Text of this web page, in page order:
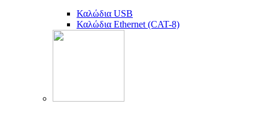
Καλώδια USB
Καλώδια Ethernet (CAT-8)